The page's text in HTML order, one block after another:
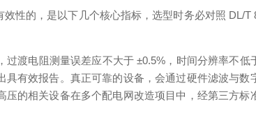
性的，是以下几个核心指标，选型时务必对照 DL/T
渡电阻测量误差应不大于 ±0.5%，时间分辨率不低
有效报告。真正可靠的设备，会通过硬件滤波与数
的相关设备在多个配电网改造项目中，经第三方标